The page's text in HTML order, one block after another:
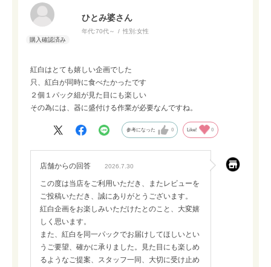
ひとみ婆さん
年代:70代～ 性別:女性
紅白はとても嬉しい企画でした
只、紅白が同時に食べたかったです
２個１パック組が見た目にも楽しい
その為には、器に盛付ける作業が必要なんですね。
参考になった 0 Like! 0
店舗からの回答 2026.7.30
この度は当店をご利用いただき、またレビューを
ご投稿いただき、誠にありがとうございます。
紅白企画をお楽しみいただけたとのこと、大変嬉
しく思います。
また、紅白を同一パックでお届けしてほしいとい
うご要望、確かに承りました。見た目にも楽しめ
るようなご提案、スタッフ一同、大切に受け止め